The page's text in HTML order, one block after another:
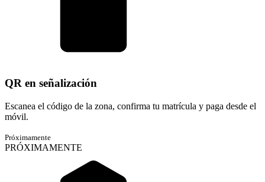
QR en señalización
Escanea el código de la zona, confirma tu matrícula y paga desde el
móvil.
Próximamente
PRÓXIMAMENTE